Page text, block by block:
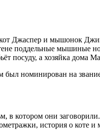
Джаспер и мышонок
поддельные мышиные
посуду, а хозяйка дома
был номинирован на
котором они
история о коте